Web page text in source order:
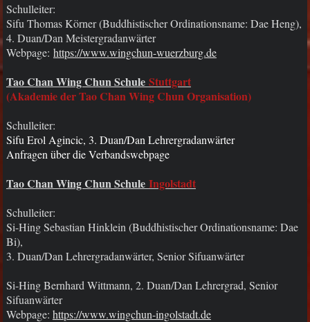
Schulleiter:
Sifu Thomas Körner (Buddhistischer Ordinationsname: Dae Heng),
4. Duan/Dan Meistergradanwärter
Webpage: https://www.wingchun-wuerzburg.de
Tao Chan Wing Chun Schule Stuttgart
(Akademie der Tao Chan Wing Chun Organisation)
Schulleiter:
Sifu Erol Agincic, 3. Duan/Dan Lehrergradanwärter
Anfragen über die Verbandswebpage
Tao Chan Wing Chun Schule Ingolstadt
Schulleiter:
Si-Hing Sebastian Hinklein (Buddhistischer Ordinationsname: Dae
Bi),
3. Duan/Dan Lehrergradanwärter, Senior Sifuanwärter
Si-Hing Bernhard Wittmann, 2. Duan/Dan Lehrergrad, Senior
Sifuanwärter
Webpage: https://www.wingchun-ingolstadt.de